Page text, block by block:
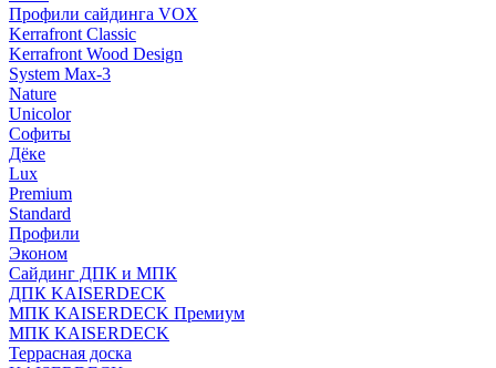
Профили сайдинга VOX
Kerrafront Classic
Kerrafront Wood Design
System Max-3
Nature
Unicolor
Софиты
Дёке
Lux
Premium
Standard
Профили
Эконом
Сайдинг ДПК и МПК
ДПК KAISERDECK
МПК KAISERDECK Премиум
МПК KAISERDECK
Террасная доска